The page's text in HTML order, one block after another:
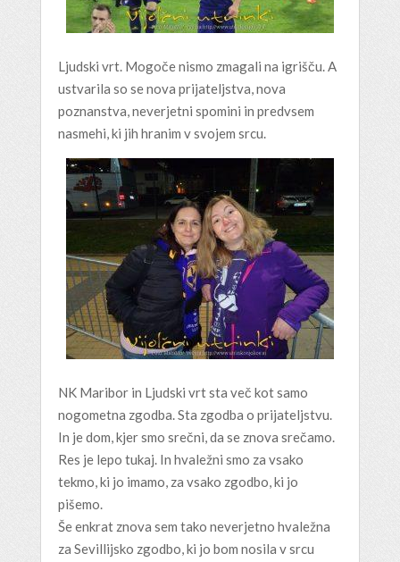
Ljudski vrt. Mogoče nismo zmagali na igrišču. A
ustvarila so se nova prijateljstva, nova
poznanstva, neverjetni spomini in predvsem
nasmehi, ki jih hranim v svojem srcu.
NK Maribor in Ljudski vrt sta več kot samo
nogometna zgodba. Sta zgodba o prijateljstvu.
In je dom, kjer smo srečni, da se znova srečamo.
Res je lepo tukaj. In hvaležni smo za vsako
tekmo, ki jo imamo, za vsako zgodbo, ki jo
pišemo.
Še enkrat znova sem tako neverjetno hvaležna
za Sevillijsko zgodbo, ki jo bom nosila v srcu